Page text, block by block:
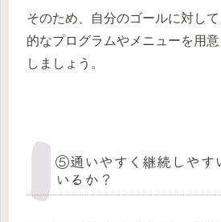
そのため、自分のゴールに対し
的なプログラムやメニューを用
しましょう。
⑤通いやすく継続しやす
いるか？